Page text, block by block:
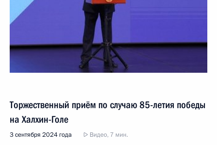
Торжественный приём по случаю 85-летия победы
на Халхин-Голе
3 сентября 2024 года Видео, 7 мин.